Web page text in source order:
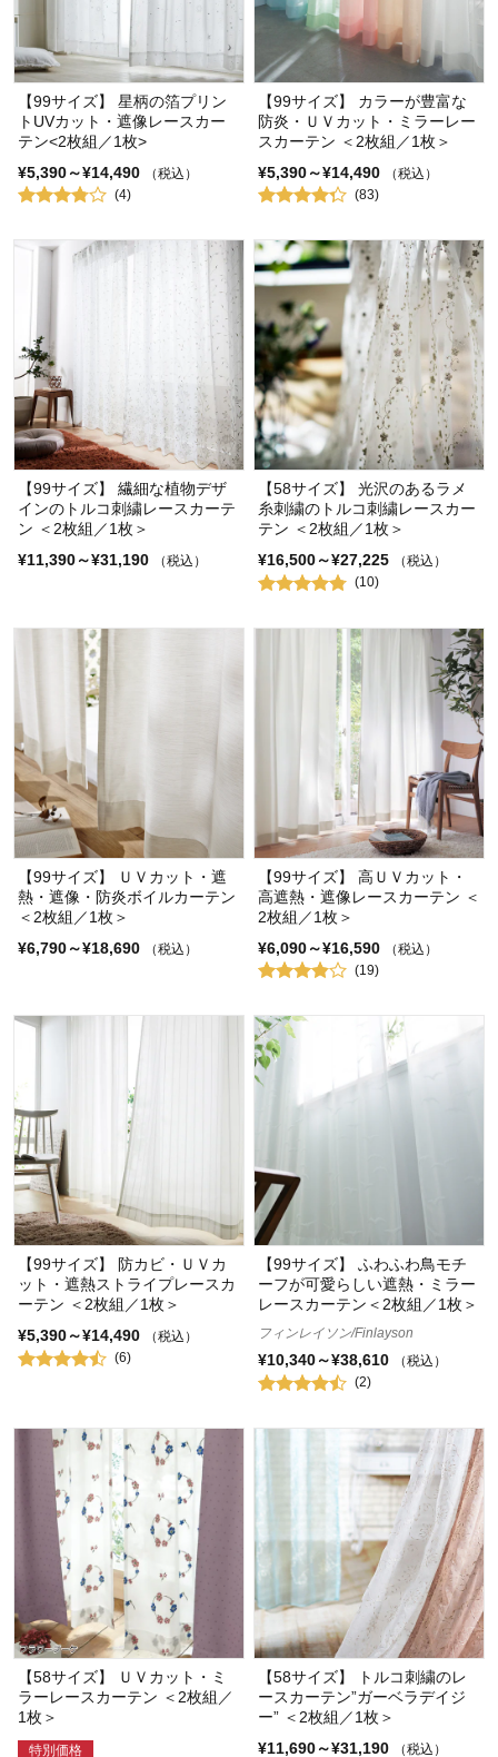
【99サイズ】 星柄の箔プリン
トUVカット・遮像レースカー
テン<2枚組／1枚>
¥5,390～¥14,490
（税込）
(4)
【99サイズ】 カラーが豊富な
防炎・ＵＶカット・ミラーレー
スカーテン ＜2枚組／1枚＞
¥5,390～¥14,490
（税込）
(83)
【99サイズ】 繊細な植物デザ
インのトルコ刺繍レースカーテ
ン ＜2枚組／1枚＞
¥11,390～¥31,190
（税込）
【58サイズ】 光沢のあるラメ
糸刺繍のトルコ刺繍レースカー
テン ＜2枚組／1枚＞
¥16,500～¥27,225
（税込）
(10)
【99サイズ】 ＵＶカット・遮
熱・遮像・防炎ボイルカーテン
＜2枚組／1枚＞
¥6,790～¥18,690
（税込）
【99サイズ】 高ＵＶカット・
高遮熱・遮像レースカーテン ＜
2枚組／1枚＞
¥6,090～¥16,590
（税込）
(19)
【99サイズ】 防カビ・ＵＶカ
ット・遮熱ストライプレースカ
ーテン ＜2枚組／1枚＞
¥5,390～¥14,490
（税込）
(6)
【99サイズ】 ふわふわ鳥モチ
ーフが可愛らしい遮熱・ミラー
レースカーテン＜2枚組／1枚＞
フィンレイソン/Finlayson
¥10,340～¥38,610
（税込）
(2)
【58サイズ】 ＵＶカット・ミ
ラーレースカーテン ＜2枚組／
1枚＞
特別価格
【58サイズ】 トルコ刺繍のレ
ースカーテン”ガーベラデイジ
ー” ＜2枚組／1枚＞
¥11,690～¥31,190
（税込）